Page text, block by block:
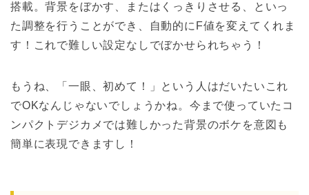
搭載。背景をぼかす、またはくっきりさせる、といっ
た調整を行うことができ、自動的にF値を変えてくれま
す！これで難しい設定なしでぼかせられちゃう！
もうね、「一眼、初めて！」という人はだいたいこれ
でOKなんじゃないでしょうかね。今まで使っていたコ
ンパクトデジカメでは難しかった背景のボケを意図も
簡単に表現できますし！